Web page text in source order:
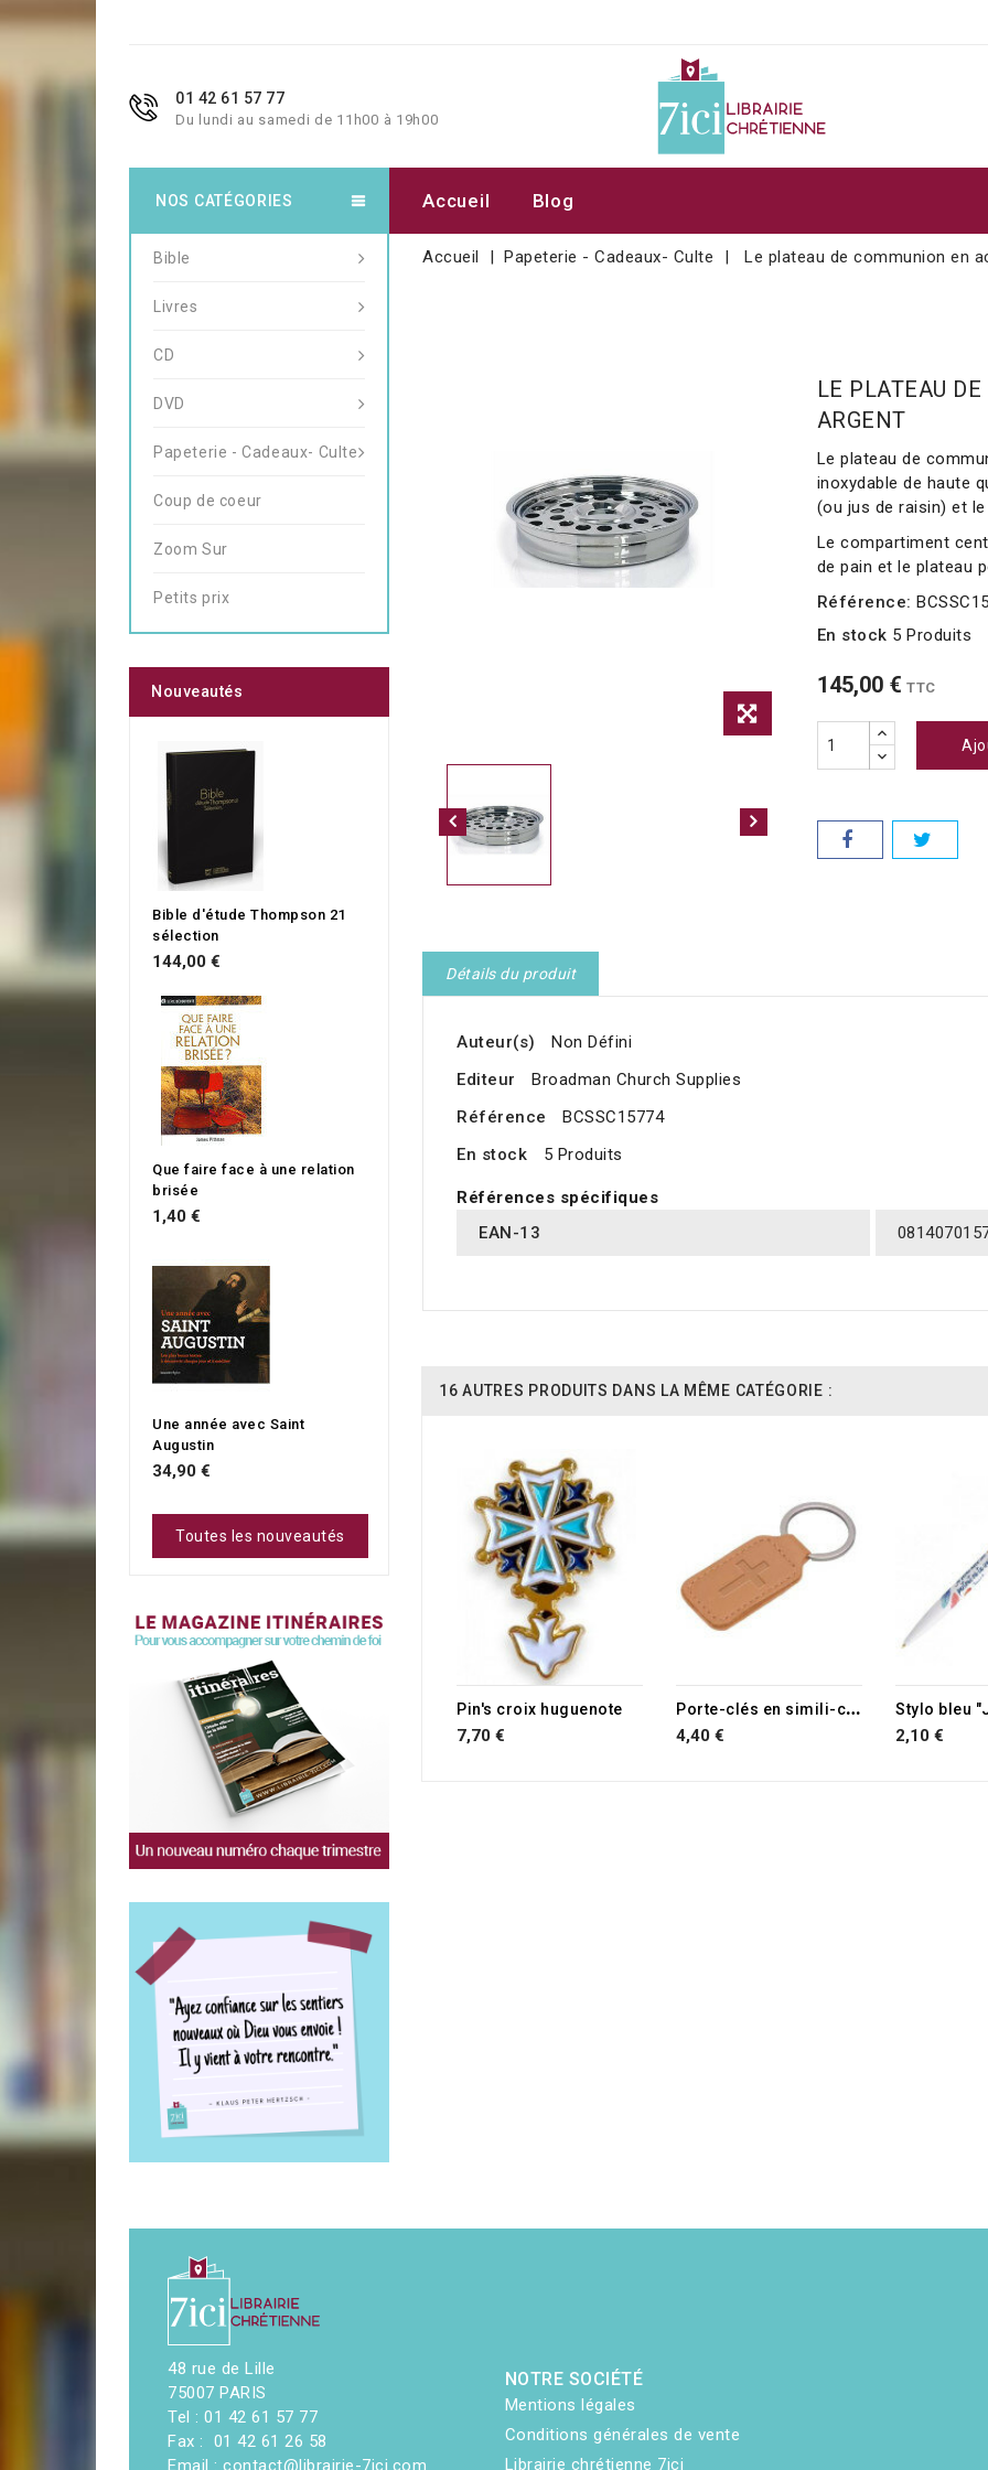
01 42 61 57 77
Du lundi au samedi de 11h00 à 19h00
Accueil Blog
Accueil Papeterie - Cadeaux- Culte Le plateau de communion en
LE PLATEAU
ARGENT
Le plateau de
inoxydable de haute
(ou jus de raisin) et
Le compartiment
de pain et le plateau
Référence:
En stock 5 Produits
145,00 € TTC
Détails du produit
Auteur(s)
Non Défini
Editeur
Broadman Church Supplies
Référence
BCSSC15774
En stock
5 Produits
Références spécifiques
EAN-13
16 AUTRES PRODUITS DANS LA MÊME CATÉGORIE :
Pin's croix huguenote
7,70 €
P
orte-clés en simili-cuir Croix beige
4,40 € 2,10 €
NOS CATÉGORIES
Bible
Livres
CD
DVD
Papeterie - Cadeaux- Culte
Coup de coeur
Zoom Sur
Petits prix
Nouveautés
Bible d'étude Thompson 21
sélection
144,00 €
Que faire face à une relation
brisée
1,40 €
Une année avec Saint
Augustin
34,90 €
Toutes les nouveautés
48 rue de Lille
75007 PARIS
Tel : 01 42 61 57 77
Fax : 01 42 61 26 58
Email : contact@librairie-7ici.com
NOTRE SOCIÉTÉ
Mentions légales
Conditions générales de vente
Librairie chrétienne 7ici